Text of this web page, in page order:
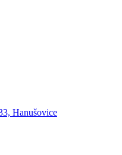
Hanušovice